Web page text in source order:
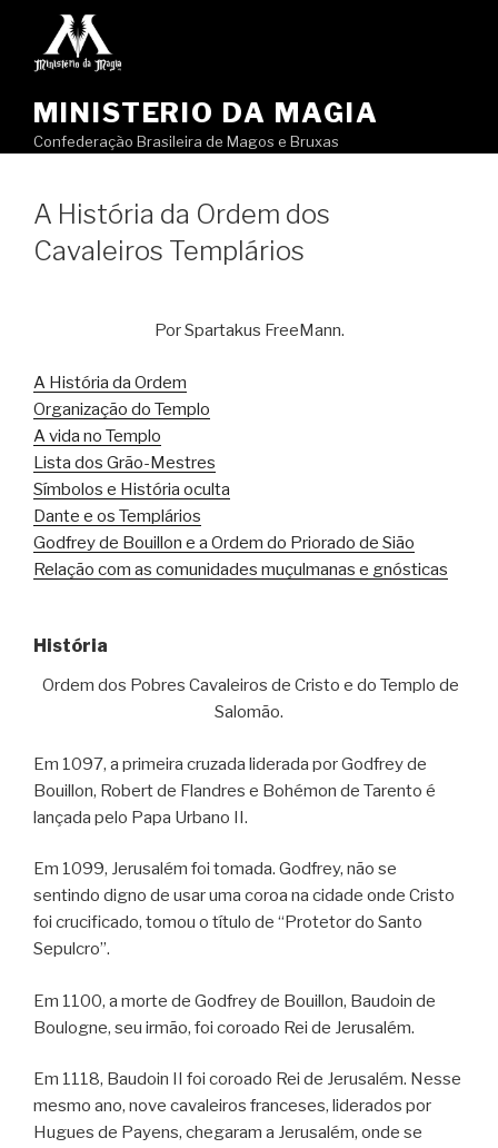
MINISTERIO DA MAGIA
Confederação Brasileira de Magos e Bruxas
A História da Ordem dos
Cavaleiros Templários
Por Spartakus FreeMann.
A História da Ordem
Organização do Templo
A vida no Templo
Lista dos Grão-Mestres
Símbolos e História oculta
Dante e os Templários
Godfrey de Bouillon e a Ordem do Priorado de Sião
Relação com as comunidades muçulmanas e gnósticas
História
Ordem dos Pobres Cavaleiros de Cristo e do Templo de
Salomão.
Em 1097, a primeira cruzada liderada por Godfrey de
Bouillon, Robert de Flandres e Bohémon de Tarento é
lançada pelo Papa Urbano II.
Em 1099, Jerusalém foi tomada. Godfrey, não se
sentindo digno de usar uma coroa na cidade onde Cristo
foi crucificado, tomou o título de “Protetor do Santo
Sepulcro”.
Em 1100, a morte de Godfrey de Bouillon, Baudoin de
Boulogne, seu irmão, foi coroado Rei de Jerusalém.
Em 1118, Baudoin II foi coroado Rei de Jerusalém. Nesse
mesmo ano, nove cavaleiros franceses, liderados por
Hugues de Payens, chegaram a Jerusalém, onde se